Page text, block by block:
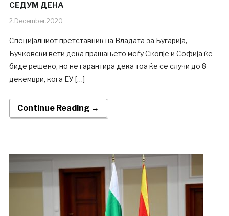
СЕДУМ ДЕНА
2.December.2020
Специјалниот претставник на Владата за Бугарија,
Бучковски вети дека прашањето меѓу Скопје и Софија ќе
биде решено, но не гарантира дека тоа ќе се случи до 8
декември, кога ЕУ […]
Continue Reading →